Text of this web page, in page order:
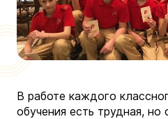
В работе каждого
обучения есть трудная, но